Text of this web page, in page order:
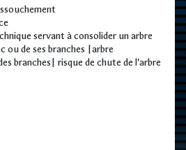
servant à consolider un arbre
ou de ses branches |arbre
branches| risque de chute de l'arbre